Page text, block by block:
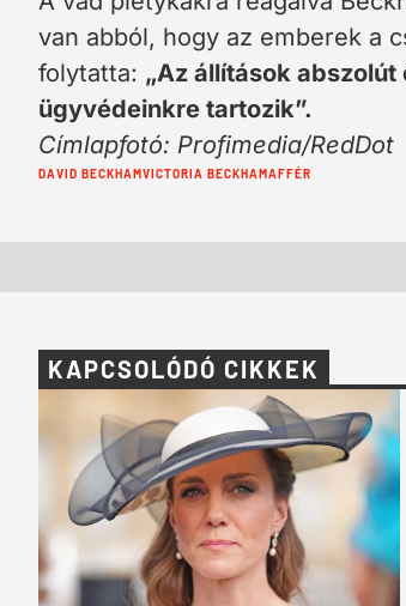
van abból, hogy az emberek a
folytatta: „Az állítások
ügyvédeinkre tartozik”.
Címlapfotó: Profimedia/RedDot
Cimkék:
DAVID BECKHAMVICTORIA BECKHAMAFFÉR
KAPCSOLÓDÓ CIKKEK